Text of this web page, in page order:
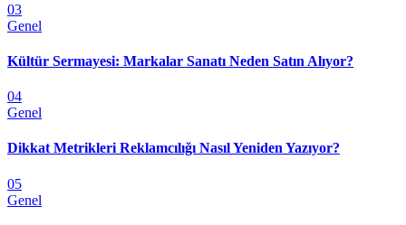
03
Genel
Kültür Sermayesi: Markalar Sanatı Neden Satın Alıyor?
04
Genel
Dikkat Metrikleri Reklamcılığı Nasıl Yeniden Yazıyor?
05
Genel